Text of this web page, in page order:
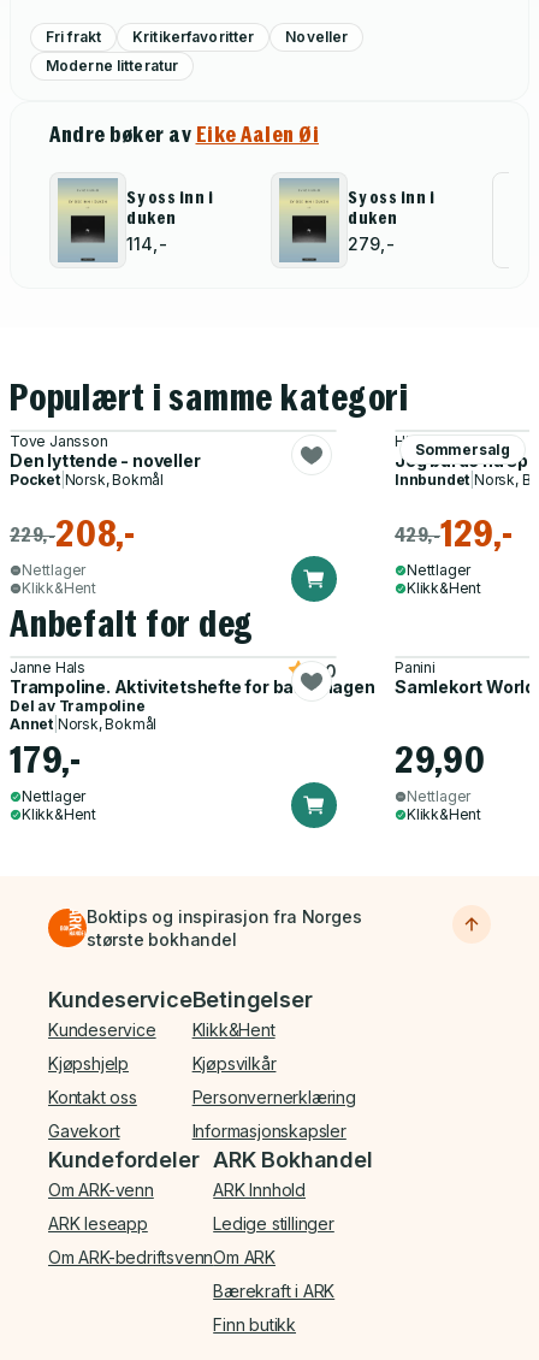
Fri frakt Kritikerfavoritter
Noveller
Moderne litteratur
Andre bøker av Eike Aalen Øi
Sy oss inn i
duken
114,-
Sy oss inn i
duken
279,-
Populært i samme kategori
Tove Jansson
Den lyttende - noveller
Pocket| Norsk, Bokmål
229,-208,-
Nettlager
Klikk&Hent
Sommersalg
Hilde Lindset
Jeg burde ha
Innbundet Norsk,
429,-129,-
Nettlager
Klikk&Hent
Anbefalt for deg
Janne Hals
Trampoline. Aktivitetshefte for barnehagen
5.0
Del av Trampoline
Annet Norsk, Bokmål
179,-
Nettlager
Klikk&Hent
Panini
Samlekort
29,90
Nettlager
Klikk&Hent
Boktips og inspirasjon fra Norges
største bokhandel
Bunnmeny
Kundeservice
Kundeservice
Kjøpshjelp
Kontakt oss
Gavekort
Betingelser
Klikk&Hent
Kjøpsvilkår
Personvernerklæring
Informasjonskapsler
Kundefordeler
Om ARK-venn
ARK leseapp
Om ARK-bedriftsvenn
ARK Bokhandel
ARK Innhold
Ledige stillinger
Om ARK
Bærekraft i ARK
Finn butikk